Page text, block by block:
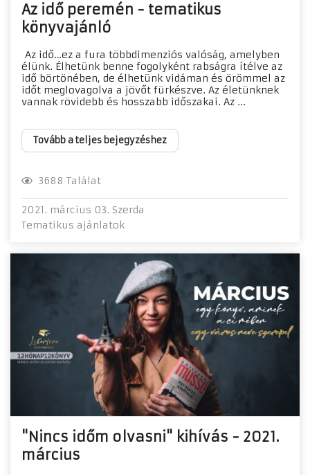
Az idő peremén - tematikus
könyvajánló
Az idő…ez a fura többdimenziós valóság, amelyben
élünk. Élhetünk benne fogolyként rabságra ítélve az
idő börtönében, de élhetünk vidáman és örömmel az
időt meglovagolva a jövőt fürkészve. Az életünknek
vannak rövidebb és hosszabb időszakai. Az ...
Tovább a teljes bejegyzéshez
3688 Találat
2021. március 03. Szerda
Tematikus ajánlatok
"Nincs időm olvasni" kihívás - 2021.
március